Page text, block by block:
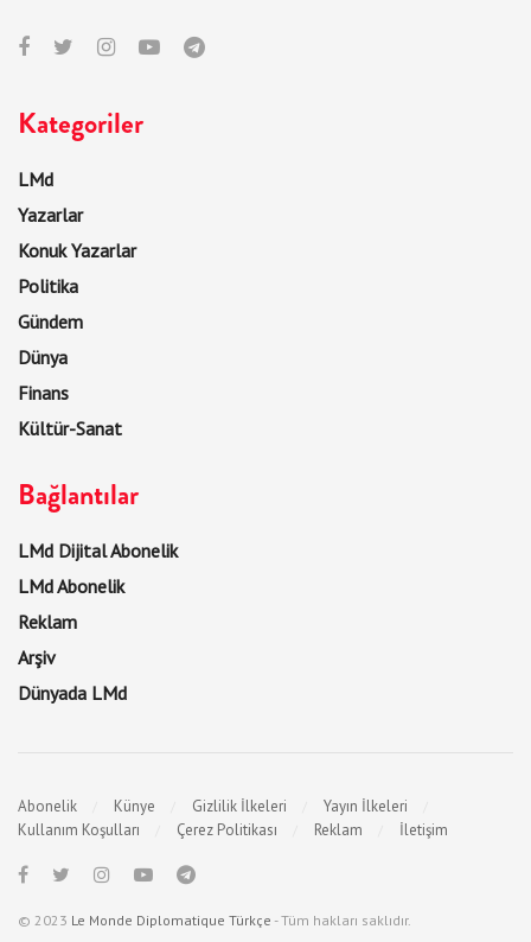
Kategoriler
LMd
Yazarlar
Konuk Yazarlar
Politika
Gündem
Dünya
Finans
Kültür-Sanat
Bağlantılar
LMd Dijital Abonelik
LMd Abonelik
Reklam
Arşiv
Dünyada LMd
Abonelik Künye Gizlilik İlkeleri
Yayın İlkeleri
Kullanım Koşulları
Çerez Politikası Reklam İletişim
© 2023 Le Monde Diplomatique Türkçe - Tüm hakları saklıdır.